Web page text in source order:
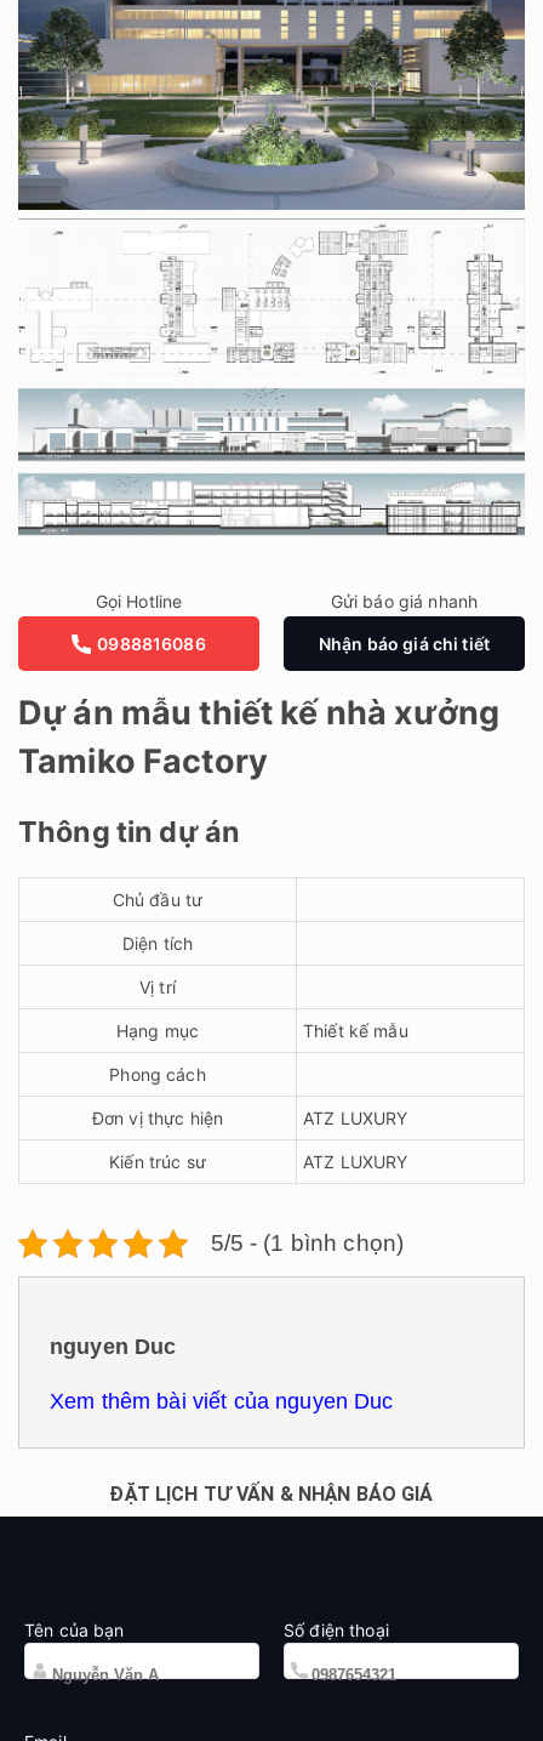
Dự án mẫu thiết kế nhà xưởng
Tamiko Factory
Thông tin dự án
Chủ đầu tư
Diện tích
Vị trí
Hạng mục Thiết kế mẫu
Phong cách
Đơn vị thực hiện ATZ LUXURY
Kiến trúc sư ATZ LUXURY
Gọi Hotline
0988816086
Gửi báo giá nhanh
Nhận báo giá chi tiết
5/5 - (1 bình chọn)
nguyen Duc
Xem thêm bài viết của nguyen Duc
ĐẶT LỊCH TƯ VẤN & NHẬN BÁO GIÁ
Tên của bạn Số điện thoại